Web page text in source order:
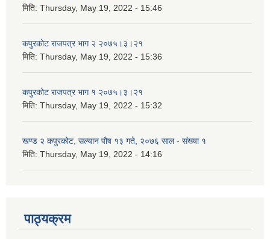
मिति: Thursday, May 19, 2022 - 15:46
कपुरकोट राजपत्र भाग २ २०७५।३।२१
मिति: Thursday, May 19, 2022 - 15:36
कपुरकोट राजपत्र भाग १ २०७५।३।२१
मिति: Thursday, May 19, 2022 - 15:32
खण्ड २ कपुरकोट, सल्यान पौष १३ गते, २०७६ साल - संख्या १
मिति: Thursday, May 19, 2022 - 14:16
पाठ्यक्रम